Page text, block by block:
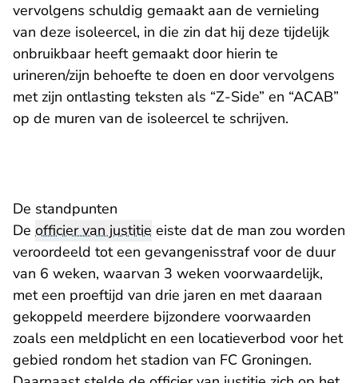
vervolgens schuldig gemaakt aan de vernieling
van deze isoleercel, in die zin dat hij deze tijdelijk
onbruikbaar heeft gemaakt door hierin te
urineren/zijn behoefte te doen en door vervolgens
met zijn ontlasting teksten als “Z-Side” en “ACAB”
op de muren van de isoleercel te schrijven.
De standpunten
De officier van justitie eiste dat de man zou worden
veroordeeld tot een gevangenisstraf voor de duur
van 6 weken, waarvan 3 weken voorwaardelijk,
met een proeftijd van drie jaren en met daaraan
gekoppeld meerdere bijzondere voorwaarden
zoals een meldplicht en een locatieverbod voor het
gebied rondom het stadion van FC Groningen.